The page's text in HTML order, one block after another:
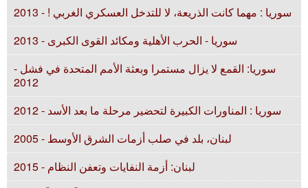
سوريا : مهما كانت الذريعة، لا للتدخل العسكري الغربي ! - 2013
سوريا - الحرب الأهلية ومكائد القوى الكبرى - 2013
سوريا: القمع لا يزال مستمرا وبعثة الأمم المتحدة في فشل -
2012
سوريا : المناورات الكبيرة لتحضير مرحلة ما بعد الأسد - 2012
لبنان، بلد في صلب أزمات الشرق الأوسط - 2005
لبنان: أزمة النفايات وتعفن النظام - 2015